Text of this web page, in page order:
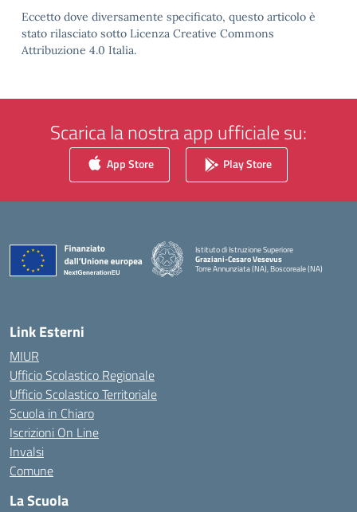
Eccetto dove diversamente specificato, questo articolo è
stato rilasciato sotto Licenza Creative Commons
Attribuzione 4.0 Italia.
Scarica la nostra app ufficiale su:
App Store Play Store
Istituto di Istruzione Superiore
Graziani-Cesaro Vesevus
Torre Annunziata (NA), Boscoreale (NA)
Link Esterni
MIUR
Ufficio Scolastico Regionale
Ufficio Scolastico Territoriale
Scuola in Chiaro
Iscrizioni On Line
Invalsi
Comune
La Scuola